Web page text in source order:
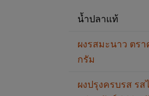
น้ำปลาแท้
ผงรสมะนาว ตร
กรัม
ผงปรุงครบรส ร